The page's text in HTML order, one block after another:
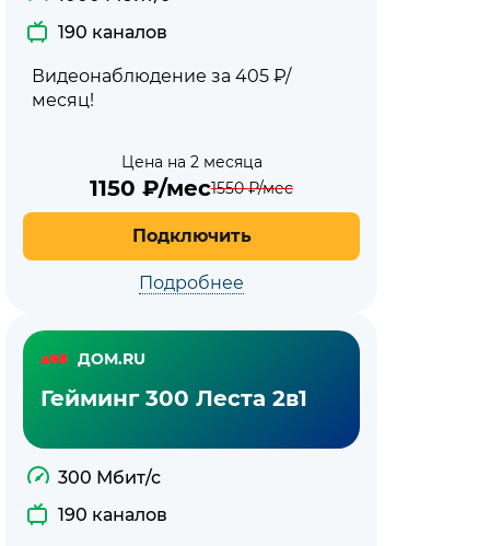
190 каналов
Видеонаблюдение за 405 ₽/
месяц!
Цена на 2 месяца
1150 ₽/мес1550₽/мес
Подключить
Подробнее
ДОМ.RU
Гейминг 300 Леста 2в1
300 Мбит/с
190 каналов